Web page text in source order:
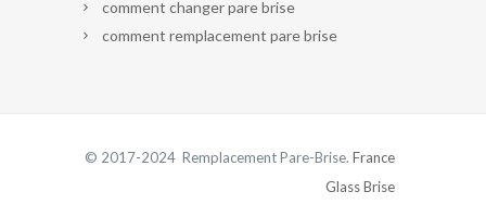
comment changer pare brise
comment remplacement pare brise
© 2017-2024 Remplacement Pare-Brise. France
Glass Brise